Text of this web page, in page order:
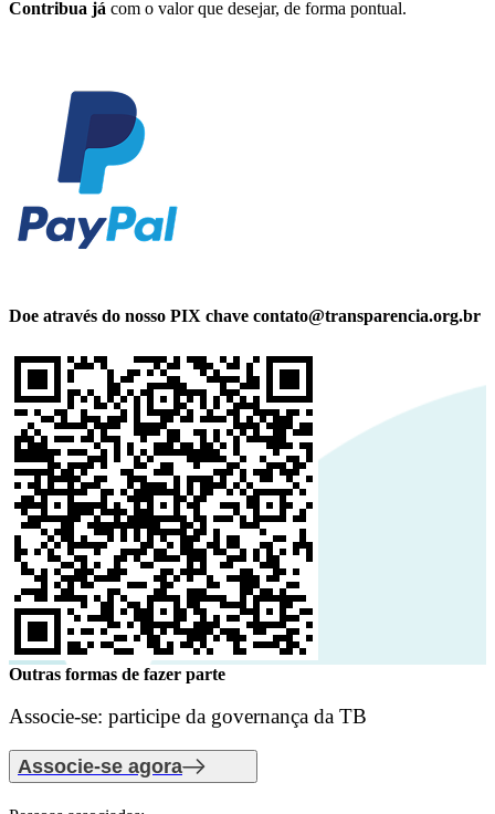
Contribua já com o valor que desejar, de forma pontual.
Doe através do nosso PIX chave contato@transparencia.org.br
Outras formas de fazer parte
Associe-se: participe da governança da TB
Associe-se agora